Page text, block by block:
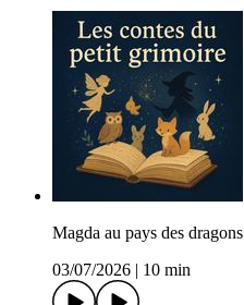
Magda au pays des dragons
03/07/2026
10 min